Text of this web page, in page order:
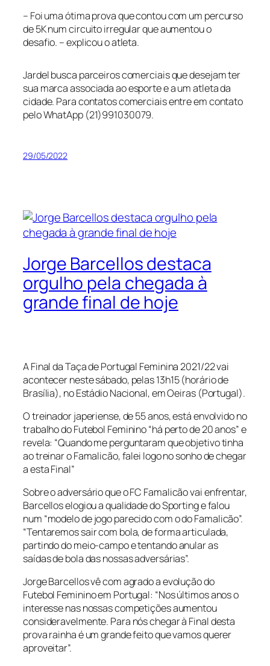
– Foi uma ótima prova que contou com um percurso
de 5K num circuito irregular que aumentou o
desafio. – explicou o atleta.
Jardel busca parceiros comerciais que desejam ter
sua marca associada ao esporte e a um atleta da
cidade. Para contatos comerciais entre em contato
pelo WhatApp (21)991030079.
29/05/2022
Jorge Barcellos destaca
orgulho pela chegada à
grande final de hoje
A Final da Taça de Portugal Feminina 2021/22 vai
acontecer neste sábado, pelas 13h15 (horário de
Brasília), no Estádio Nacional, em Oeiras (Portugal).
O treinador japeriense, de 55 anos, está envolvido no
trabalho do Futebol Feminino “há perto de 20 anos” e
revela: “Quando me perguntaram que objetivo tinha
ao treinar o Famalicão, falei logo no sonho de chegar
a esta Final”
Sobre o adversário que o FC Famalicão vai enfrentar,
Barcellos elogiou a qualidade do Sporting e falou
num “modelo de jogo parecido com o do Famalicão”.
“Tentaremos sair com bola, de forma articulada,
partindo do meio-campo e tentando anular as
saídas de bola das nossas adversárias”.
Jorge Barcellos vê com agrado a evolução do
Futebol Feminino em Portugal: “Nos últimos anos o
interesse nas nossas competições aumentou
consideravelmente. Para nós chegar à Final desta
prova rainha é um grande feito que vamos querer
aproveitar”.